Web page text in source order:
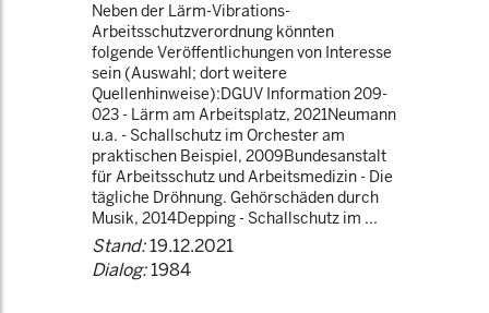
Neben der Lärm-Vibrations-
Arbeitsschutzverordnung könnten
folgende Veröffentlichungen von Interesse
sein (Auswahl; dort weitere
Quellenhinweise):DGUV Information 209-
023 - Lärm am Arbeitsplatz, 2021Neumann
u.a. - Schallschutz im Orchester am
praktischen Beispiel, 2009Bundesanstalt
für Arbeitsschutz und Arbeitsmedizin - Die
tägliche Dröhnung. Gehörschäden durch
Musik, 2014Depping - Schallschutz im ...
Stand:19.12.2021
Dialog:1984